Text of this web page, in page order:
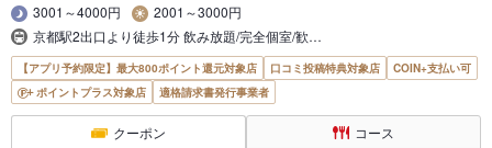
3001～4000円
2001～3000円
京都駅2出口より徒歩1分 飲み放題/完全個室/歓…
【アプリ予約限定】最大800ポイント還元対象店 口コミ投稿特典対象店
COIN+支払い可
ポイントプラス対象店
適格請求書発行事業者
クーポン コース